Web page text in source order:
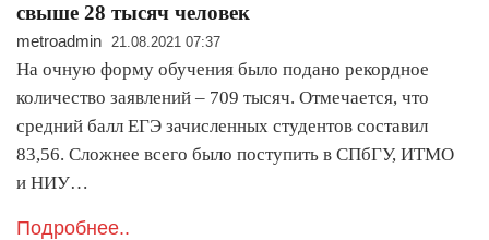
свыше 28 тысяч человек
metroadmin 21.08.2021 07:37
На очную форму обучения было подано рекордное
количество заявлений – 709 тысяч. Отмечается, что
средний балл ЕГЭ зачисленных студентов составил
83,56. Сложнее всего было поступить в СПбГУ, ИТМО
и НИУ…
Подробнее..